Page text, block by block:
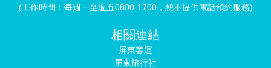
(工作時間：每週一至週五0800-1700，恕不提供電話預約服務)
相關連結
屏東客運
屏東旅行社